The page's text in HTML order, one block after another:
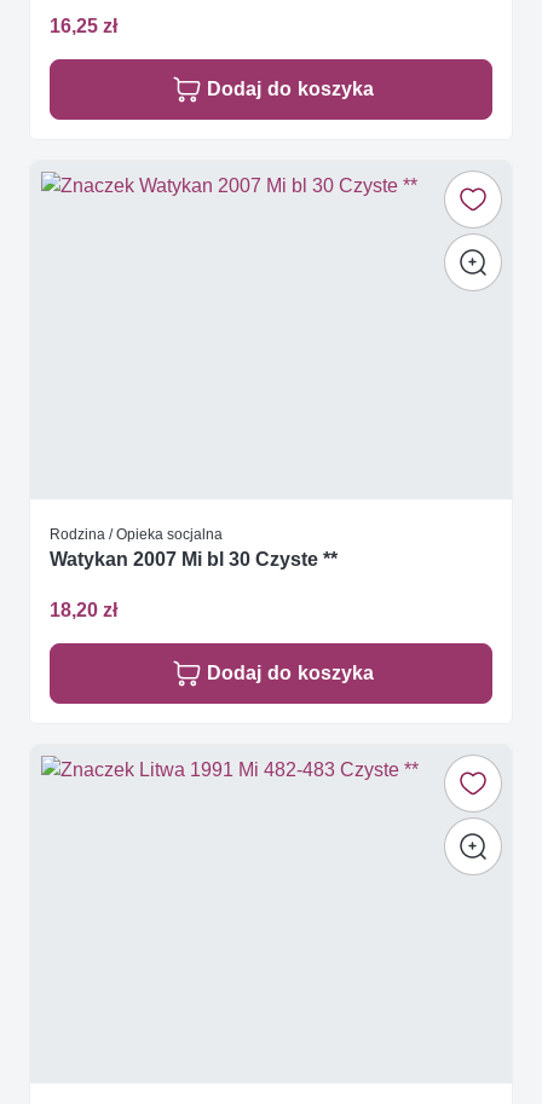
16,25 zł
Dodaj do koszyka
Rodzina / Opieka socjalna
Watykan 2007 Mi bl 30 Czyste **
18,20 zł
Dodaj do koszyka